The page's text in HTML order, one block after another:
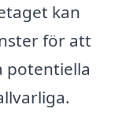
kan
för att
potentiella